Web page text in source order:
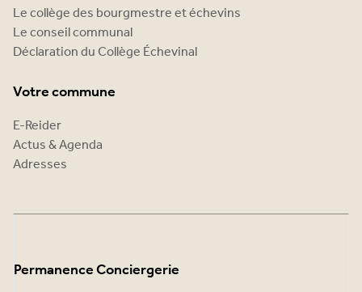
Le collège des bourgmestre et échevins
Le conseil communal
Déclaration du Collège Échevinal
Votre commune
E-Reider
Actus & Agenda
Adresses
Permanence Conciergerie